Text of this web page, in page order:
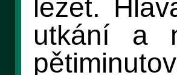
ležet.
utkání a